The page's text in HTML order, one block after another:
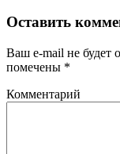
Оставить
Ваш e-mail не будет
помечены *
Комментарий